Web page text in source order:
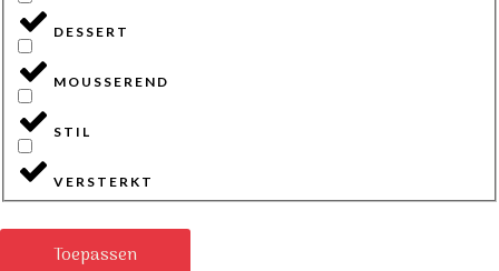
DESSERT
MOUSSEREND
STIL
VERSTERKT
Toepassen